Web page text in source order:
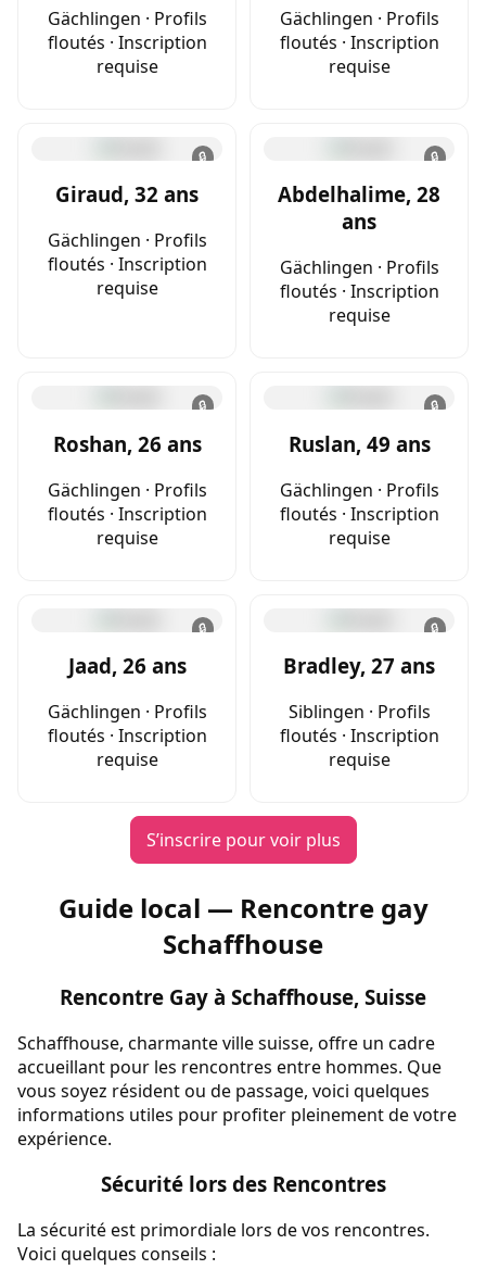
Gächlingen · Profils
floutés · Inscription
requise
Gächlingen · Profils
floutés · Inscription
requise
🔒
Giraud, 32 ans
Gächlingen · Profils
floutés · Inscription
requise
🔒
Abdelhalime, 28
ans
Gächlingen · Profils
floutés · Inscription
requise
🔒
Roshan, 26 ans
Gächlingen · Profils
floutés · Inscription
requise
🔒
Ruslan, 49 ans
Gächlingen · Profils
floutés · Inscription
requise
🔒
Jaad, 26 ans
Gächlingen · Profils
floutés · Inscription
requise
🔒
Bradley, 27 ans
Siblingen · Profils
floutés · Inscription
requise
S’inscrire pour voir plus
Guide local — Rencontre gay
Schaffhouse
Rencontre Gay à Schaffhouse, Suisse
Schaffhouse, charmante ville suisse, offre un cadre
accueillant pour les rencontres entre hommes. Que
vous soyez résident ou de passage, voici quelques
informations utiles pour profiter pleinement de votre
expérience.
Sécurité lors des Rencontres
La sécurité est primordiale lors de vos rencontres.
Voici quelques conseils :